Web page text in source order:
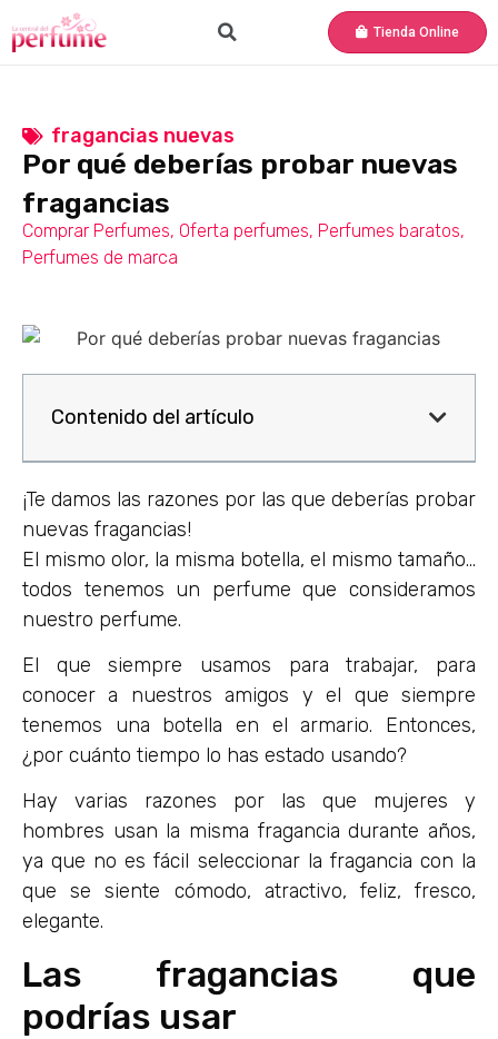
Tienda Online
fragancias nuevas
Por qué deberías probar nuevas
fragancias
Comprar Perfumes, Oferta perfumes, Perfumes baratos,
Perfumes de marca
Contenido del artículo
¡Te damos las razones por las que deberías probar
nuevas fragancias!
El mismo olor, la misma botella, el mismo tamaño…
todos tenemos un perfume que consideramos
nuestro perfume.
El que siempre usamos para trabajar, para
conocer a nuestros amigos y el que siempre
tenemos una botella en el armario. Entonces,
¿por cuánto tiempo lo has estado usando?
Hay varias razones por las que mujeres y
hombres usan la misma fragancia durante años,
ya que no es fácil seleccionar la fragancia con la
que se siente cómodo, atractivo, feliz, fresco,
elegante.
Las fragancias que
podrías usar